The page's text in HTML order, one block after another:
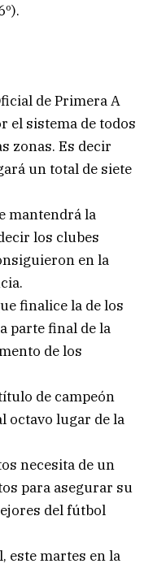
de Primera A
el sistema de todos
zonas. Es decir
un total de siete
mantendrá la
los clubes
en la
finalice la de los
parte final de la
de los
de campeón
octavo lugar de la
necesita de un
para asegurar su
del fútbol
este martes en la